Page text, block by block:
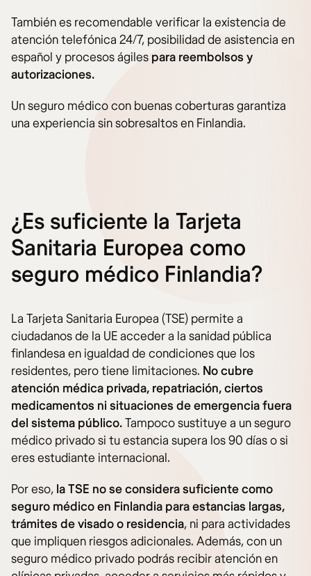
También es recomendable verificar la existencia de
atención telefónica 24/7, posibilidad de asistencia en
español y procesos ágiles para reembolsos y
autorizaciones.
Un seguro médico con buenas coberturas garantiza
una experiencia sin sobresaltos en Finlandia.
¿Es suficiente la Tarjeta
Sanitaria Europea como
seguro médico Finlandia?
La Tarjeta Sanitaria Europea (TSE) permite a
ciudadanos de la UE acceder a la sanidad pública
finlandesa en igualdad de condiciones que los
residentes, pero tiene limitaciones. No cubre
atención médica privada, repatriación, ciertos
medicamentos ni situaciones de emergencia fuera
del sistema público.Tampoco sustituye a un seguro
médico privado si tu estancia supera los 90 días o si
eres estudiante internacional.
Por eso, la TSE no se considera suficiente como
seguro médico en Finlandia para estancias largas,
trámites de visado o residencia, ni para actividades
que impliquen riesgos adicionales. Además, con un
seguro médico privado podrás recibir atención en